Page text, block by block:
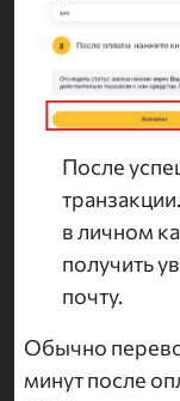
После
в личном
получить
почту.
Обычно
минут после